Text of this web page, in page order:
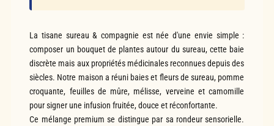
La tisane sureau & compagnie est née d'une envie simple :
composer un bouquet de plantes autour du sureau, cette baie
discrète mais aux propriétés médicinales reconnues depuis des
siècles. Notre maison a réuni baies et fleurs de sureau, pomme
croquante, feuilles de mûre, mélisse, verveine et camomille
pour signer une infusion fruitée, douce et réconfortante.
Ce mélange premium se distingue par sa rondeur sensorielle.